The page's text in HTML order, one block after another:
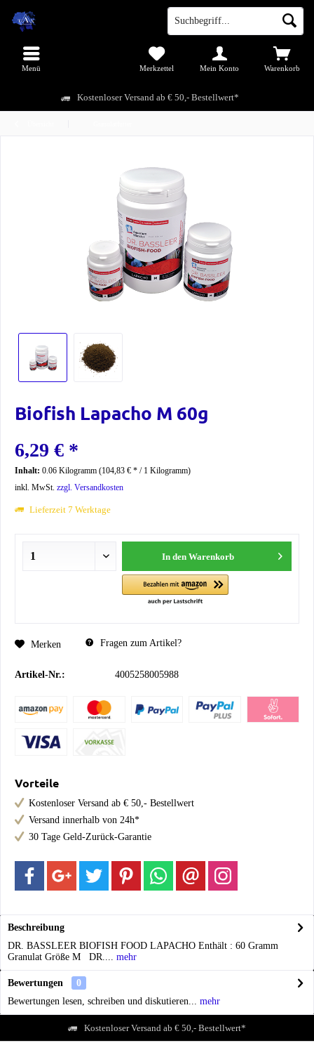
Kostenloser Versand ab € 50,- Bestellwert*
Menü Warenkorb
Merkzettel Mein Konto
Biofish Lapacho M 60g
6,29 € *
Inhalt: 0.06 Kilogramm (104,83 € * / 1 Kilogramm)
inkl. MwSt. zzgl. Versandkosten
Lieferzeit 7 Werktage
In den Warenkorb
Merken Fragen zum Artikel?
Artikel-Nr.: 4005258005988
Vorteile
Kostenloser Versand ab € 50,- Bestellwert
Versand innerhalb von 24h*
30 Tage Geld-Zurück-Garantie
Beschreibung
DR. BASSLEER BIOFISH FOOD LAPACHO Enthält : 60 Gramm
Granulat Größe M DR....
mehr
Bewertungen
0
Bewertungen lesen, schreiben und diskutieren...
mehr
Kostenloser Versand ab € 50,- Bestellwert*